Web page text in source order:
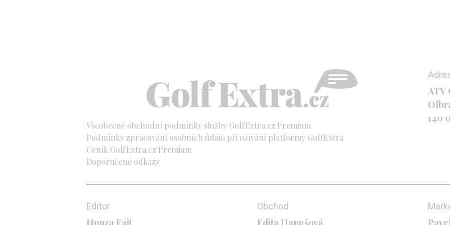
Všeobecné obchodní podmínky služby GolfExtra.cz Premium
Podmínky zpracování osobních údajů při užívání platformy GolfExtra
Ceník GolfExtra.cz Premium
Doporučené odkazy
ATV
140
Editor
Honza Fait
Obchod
Edita Hanušová